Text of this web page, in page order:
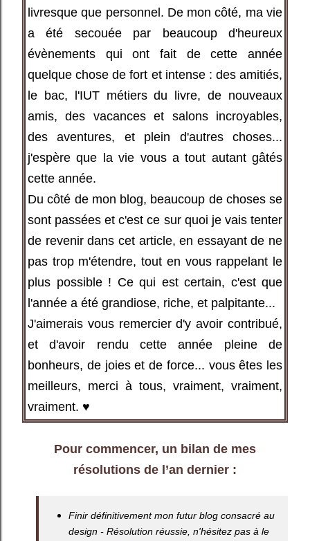
livresque que personnel. De mon côté, ma vie
a été secouée par beaucoup d'heureux
évènements qui ont fait de cette année
quelque chose de fort et intense : des amitiés,
le bac, l'IUT métiers du livre, de nouveaux
amis, des vacances et salons incroyables,
des aventures, et plein d'autres choses...
j'espère que la vie vous a tout autant gâtés
cette année.
Du côté de mon blog, beaucoup de choses se
sont passées et c'est ce sur quoi je vais tenter
de revenir dans cet article, en essayant de ne
pas trop m'étendre, tout en vous rappelant le
plus possible ! Ce qui est certain, c'est que
l'année a été grandiose, riche, et palpitante...
J'aimerais vous remercier d'y avoir contribué,
et d'avoir rendu cette année pleine de
bonheurs, de joies et de force... vous êtes les
meilleurs, merci à tous, vraiment, vraiment,
vraiment. ♥
Pour commencer, un bilan de mes
résolutions de l’an dernier :
Finir définitivement mon futur blog consacré au
design - Résolution réussie, n'hésitez pas à le